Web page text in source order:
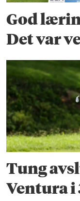
God
Det var
Tung
Ventura i